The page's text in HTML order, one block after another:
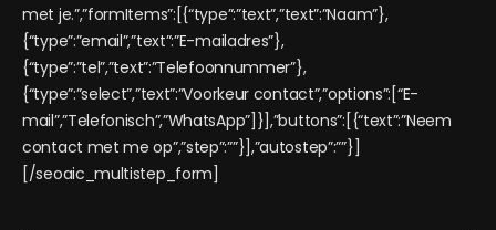
met je.”,”formItems”:[{“type”:”text”,”text”:”Naam”},
{“type”:”email”,”text”:”E-mailadres”},
{“type”:”tel”,”text”:”Telefoonnummer”},
{“type”:”select”,”text”:”Voorkeur contact”,”options”:[“E-
mail”,”Telefonisch”,”WhatsApp”]}],”buttons”:[{“text”:”Neem
contact met me op”,”step”:””}],”autostep”:””}]
[/seoaic_multistep_form]